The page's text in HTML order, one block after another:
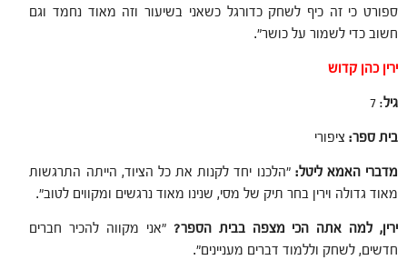
ספורט כי זה כיף לשחק כדורגל כשאני בשיעור וזה מאוד נחמד וגם
חשוב כדי לשמור על כושר".
ירין כהן קדוש
גיל: 7
בית ספר: ציפורי
מדברי האמא ליטל: "הלכנו יחד לקנות את כל הציוד, הייתה התרגשות
מאוד גדולה וירין בחר תיק של מסי, שנינו מאוד נרגשים ומקווים לטוב".
ירין, למה אתה הכי מצפה בבית הספר? "אני מקווה להכיר חברים
חדשים, לשחק וללמוד דברים מעניינים".